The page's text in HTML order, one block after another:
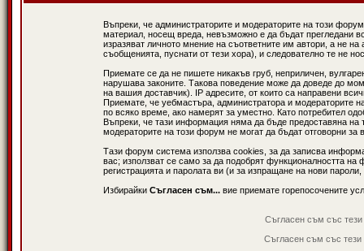
Въпреки, че администраторите и модераторите на този
материал, носещ вреда, невъзможно е да бъдат прегледани
изразяват личното мнение на съответните им автори, а не
съобщенията, пуснати от тези хора), и следователно те не
Приемате се да не пишете никакъв груб, неприличен,
нарушава законите. Такова поведение може да доведе до
на вашия доставчик). IP адресите, от които са направени
Приемате, че уебмастъра, администратора и модераторите
по всяко време, ако намерят за уместно. Като потребител
Въпреки, че тази информация няма да бъде предоставяна
модераторите на този форум не могат да бъдат отговорни за
Тази форум система използва cookies, за да записва
вас; използват се само за да подобрят функционалността
регистрацията и паролата ви (и за изпращане на нови
Избирайки Съгласен съм... вие приемате горепосочените
Съгласен съм със
Съгласен съм със